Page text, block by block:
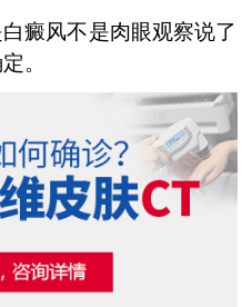
风不是肉眼观察说了
。